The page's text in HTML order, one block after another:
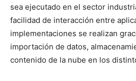
sea ejecutado en el sector
facilidad de interacción entre
implementaciones se realizan
importación de datos,
contenido de la nube en los